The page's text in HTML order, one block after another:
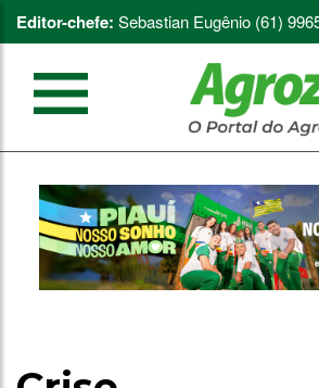
Editor-chefe: Sebastian Eugênio (61)